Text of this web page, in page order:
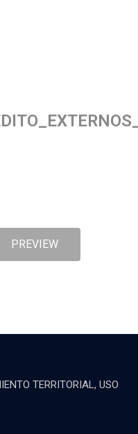
PREVIEW
TERRITORIAL, USO